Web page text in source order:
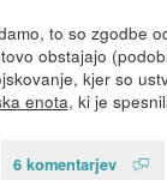
to so zgodbe
obstajajo
kjer so
enota, ki je
6 komentarjev